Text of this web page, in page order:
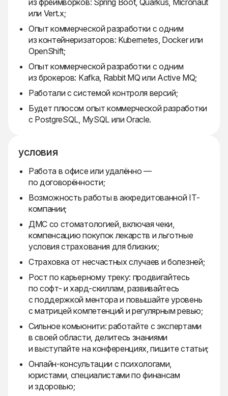
из фреймворков: Spring Boot, Quarkus, Micronaut
или Vert.x;
Опыт коммерческой разработки с одним
из контейнеризаторов: Kubernetes, Docker или
OpenShift;
Опыт коммерческой разработки с одним
из брокеров: Kafka, Rabbit MQ или Active MQ;
Работали с системой контроля версий;
Будет плюсом опыт коммерческой разработки
с PostgreSQL, MySQL или Oracle.
условия
Работа в офисе или удалённо —
по договорённости;
Возможность работы в аккредитованной IT-
компании;
ДМС со стоматологией, включая чеки,
компенсацию покупок лекарств и льготные
условия страхования для близких;
Страховка от несчастных случаев и болезней;
Рост по карьерному треку: продвигайтесь
по софт- и хард-скиллам, развивайтесь
с поддержкой ментора и повышайте уровень
с матрицей компетенций и регулярным ревью;
Сильное комьюнити: работайте с экспертами
в своей области, делитесь знаниями
и выступайте на конференциях, пишите статьи;
Онлайн-консультации с психологами,
юристами, специалистами по финансам
и здоровью;